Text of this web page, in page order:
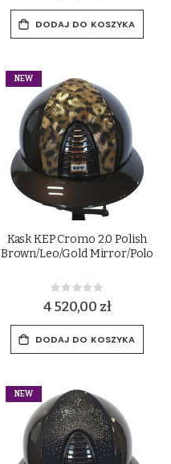
DODAJ DO KOSZYKA
NEW
Kask KEP Cromo 2.0 Polish
Brown/Leo/Gold Mirror/Polo
Rating:
0%
4 520,00 zł
DODAJ DO KOSZYKA
NEW